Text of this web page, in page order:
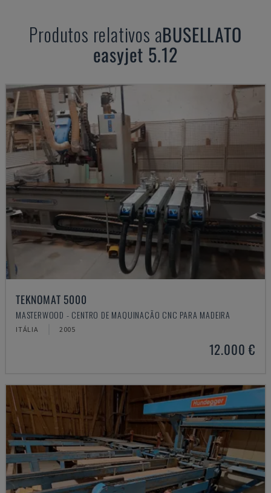
Produtos relativos aBUSELLATO
easyjet 5.12
TEKNOMAT 5000
MASTERWOOD - CENTRO DE MAQUINAÇÃO CNC PARA MADEIRA
ITÁLIA 2005
12.000 €